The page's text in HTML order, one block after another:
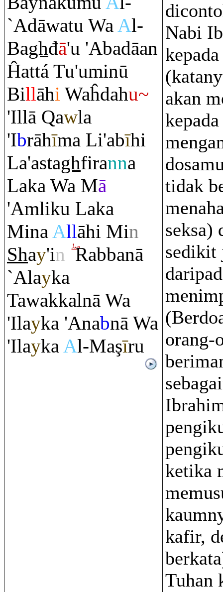
`Adāwatu WaAl-
Baghđā'u 'Abadāan
Ĥattá Tu'uminū
Billāhi Waĥdahu~
'Illā Qawla
'Ibrāhīma Li'abīhi
La'astaghfiranna
Laka Wa Mā
'Amliku Laka
MinaAllāhi Min
Shay'in Rabbanā
`Alayka
Tawakkalnā Wa
'Ilayka 'Anabnā Wa
'IlaykaAl-Maşīru
Nabi
akan
tidak
seksa)
sedikit
orang-
ketika
kafir,
Tuhan